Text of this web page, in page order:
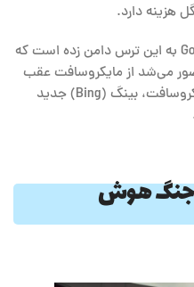
شکست نسخه ی نمایشی Google Bard به این ترس دامن زده است که
می‌شد از مایکروسافت عقب
مانده است. زیرا در همین حین، مایکروسافت، بینگ (Bing) جدید
جنگ هوش